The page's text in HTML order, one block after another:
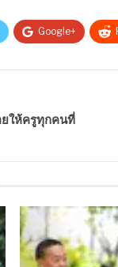
Google+
ยให้ครูทุกคนที่